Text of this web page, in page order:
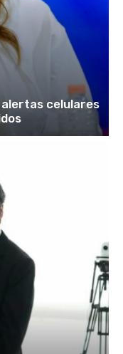
celulares